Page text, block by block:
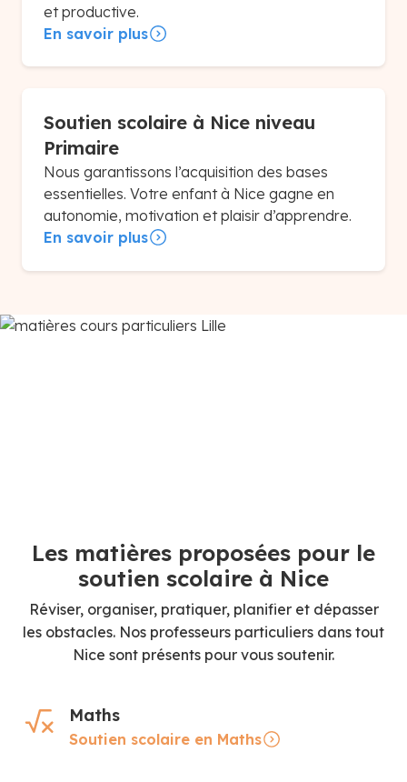
et productive.
En savoir plus
Soutien scolaire à Nice niveau
Primaire
Nous garantissons l’acquisition des bases
essentielles. Votre enfant à Nice gagne en
autonomie, motivation et plaisir d’apprendre.
En savoir plus
Les matières proposées pour le
soutien scolaire à Nice
Réviser, organiser, pratiquer, planifier et dépasser
les obstacles. Nos professeurs particuliers dans tout
Nice sont présents pour vous soutenir.
Maths
Soutien scolaire en Maths